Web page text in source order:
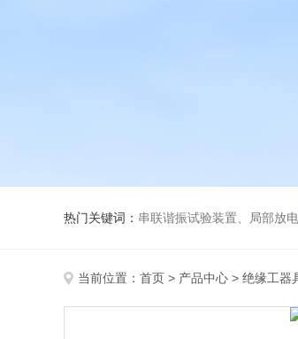
热门关键词： 串联谐振试验装置、局部放
当前位置： 首页 > 产品中心 > 绝缘工器